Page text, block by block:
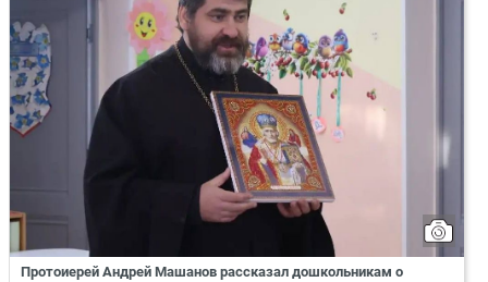
Протоиерей Андрей Машанов рассказал дошкольникам о